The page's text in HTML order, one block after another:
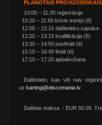
PLĀNOTAIS
10:00 – 11:20 reģistrācija
10:20 – 11:50 brīvie treniņi (8)
12:05 – 12:15 dalībnieku sapulce
12:25 – 13:15 kvalifikācija (5)
13:35 – 14:50 pusfināli (6)
15:15 – 16:45 fināli (6)
17:10 – 17:20 apbalvošana
Dalībnieki, kas vēl nav
uz kartingi@discomania.lv.
Dalības maksa - EUR 50.00.